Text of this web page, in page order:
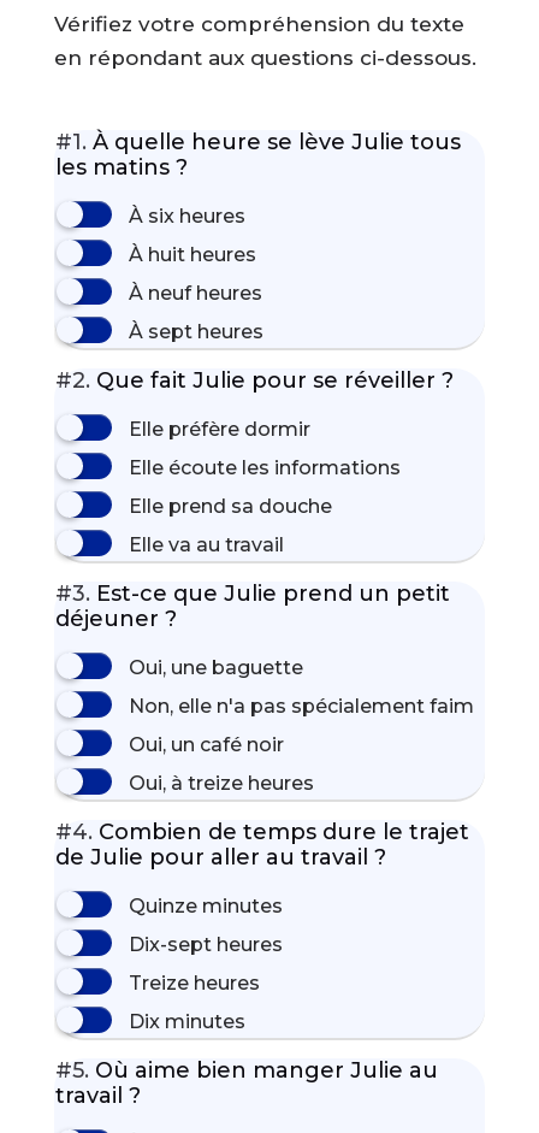
Vérifiez votre compréhension du texte
en répondant aux questions ci-dessous.
#1. À quelle heure se lève Julie tous
les matins ?
À six heures
À huit heures
À neuf heures
À sept heures
#2. Que fait Julie pour se réveiller ?
Elle préfère dormir
Elle écoute les informations
Elle prend sa douche
Elle va au travail
#3. Est-ce que Julie prend un petit
déjeuner ?
Oui, une baguette
Non, elle n'a pas spécialement faim
Oui, un café noir
Oui, à treize heures
#4. Combien de temps dure le trajet
de Julie pour aller au travail ?
Quinze minutes
Dix-sept heures
Treize heures
Dix minutes
#5. Où aime bien manger Julie au
travail ?